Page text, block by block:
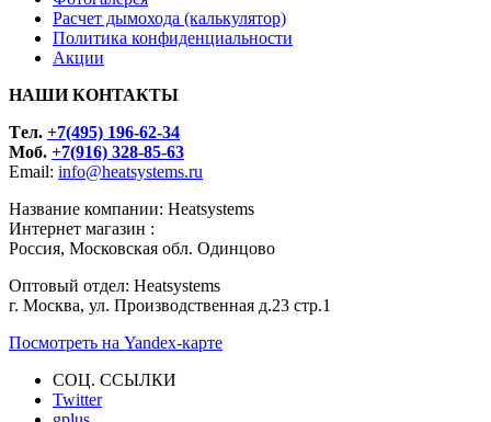
Расчет дымохода (калькулятор)
Политика конфиденциальности
Акции
НАШИ КОНТАКТЫ
Tел. +7(495) 196-62-34
Моб. +7(916) 328-85-63
Email: info@heatsystems.ru
Название компании: Heatsystems
Интернет магазин :
Россия, Московская обл. Одинцово
Оптовый отдел: Heatsystems
г. Москва, ул. Производственная д.23 стр.1
Посмотреть на Yandex-карте
СОЦ. ССЫЛКИ
Twitter